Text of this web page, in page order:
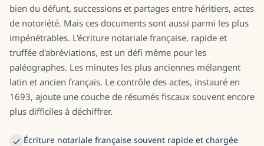
bien du défunt, successions et partages entre héritiers, actes
de notoriété. Mais ces documents sont aussi parmi les plus
impénétrables. L'écriture notariale française, rapide et
truffée d'abréviations, est un défi même pour les
paléographes. Les minutes les plus anciennes mélangent
latin et ancien français. Le contrôle des actes, instauré en
1693, ajoute une couche de résumés fiscaux souvent encore
plus difficiles à déchiffrer.
Écriture notariale française souvent rapide et chargée